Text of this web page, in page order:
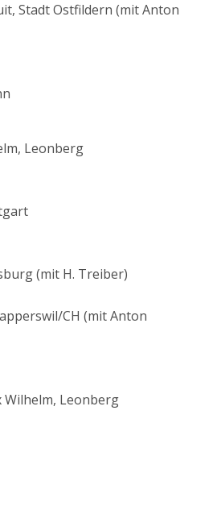
Stadt Ostfildern (mit Anton
Leonberg
(mit H. Treiber)
CH (mit Anton
Wilhelm, Leonberg